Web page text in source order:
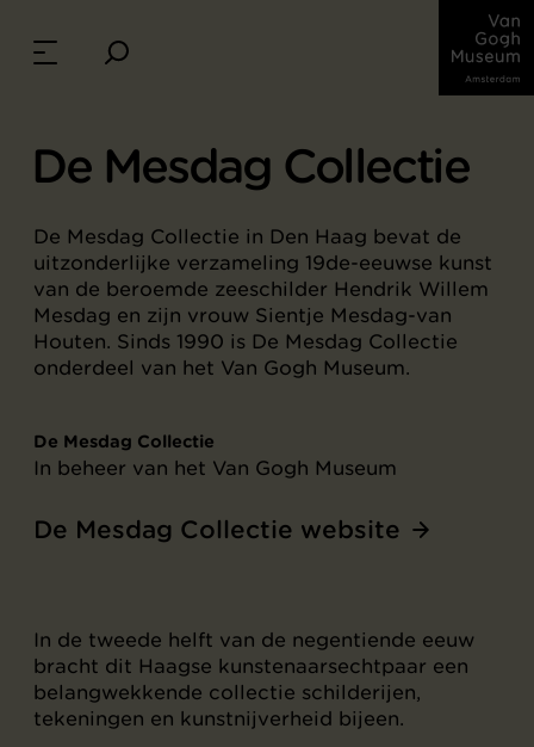
De Mesdag Collectie
De Mesdag Collectie in Den Haag bevat de
uitzonderlijke verzameling 19de-eeuwse kunst
van de beroemde zeeschilder Hendrik Willem
Mesdag en zijn vrouw Sientje Mesdag-van
Houten. Sinds 1990 is De Mesdag Collectie
onderdeel van het Van Gogh Museum.
De Mesdag Collectie
In beheer van het Van Gogh Museum
De Mesdag Collectie website
In de tweede helft van de negentiende eeuw
bracht dit Haagse kunstenaarsechtpaar een
belangwekkende collectie schilderijen,
tekeningen en kunstnijverheid bijeen.